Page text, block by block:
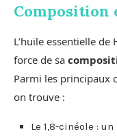
Composition
L’huile essentielle
force de sa
Parmi les principaux
on trouve :
Le 1,8-cinéole :